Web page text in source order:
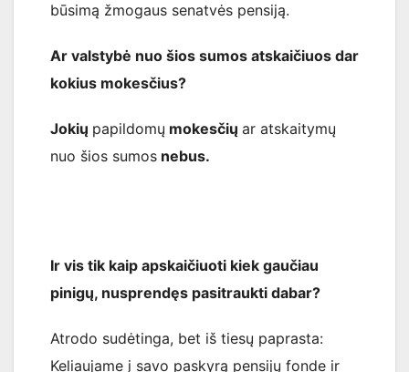
būsimą žmogaus senatvės pensiją.
Ar valstybė nuo šios sumos atskaičiuos dar
kokius mokesčius?
Jokių papildomų mokesčių ar atskaitymų
nuo šios sumos nebus.
Ir vis tik kaip apskaičiuoti kiek gaučiau
pinigų, nusprendęs pasitraukti dabar?
Atrodo sudėtinga, bet iš tiesų paprasta:
Keliaujame į savo paskyrą pensijų fonde ir